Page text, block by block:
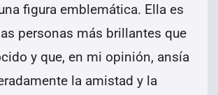
figura emblemática. Ella es
personas más brillantes que
y que, en mi opinión, ansía
la amistad y la